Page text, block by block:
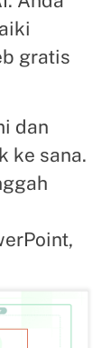
gratis
dan
ke sana.